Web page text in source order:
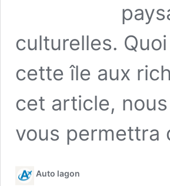
culturelles.
cette île aux
cet article,
vous permettra
Auto lagon